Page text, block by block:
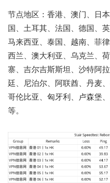
节点地区：香港、澳门、日
国、土耳其、法国、德国、
马来西亚、泰国、越南、菲
西兰、澳大利亚、乌克兰、
寨、吉尔吉斯斯坦、沙特阿
廷、尼泊尔、阿联酋、丹麦
哥伦比亚、匈牙利、卢森堡
等。